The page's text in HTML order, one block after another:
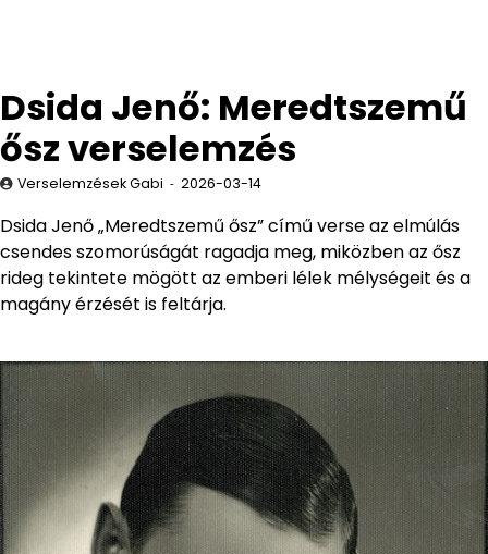
Dsida Jenő: Meredtszemű
ősz verselemzés
Verselemzések Gabi 2026-03-14
Dsida Jenő „Meredtszemű ősz” című verse az elmúlás
csendes szomorúságát ragadja meg, miközben az ősz
rideg tekintete mögött az emberi lélek mélységeit és a
magány érzését is feltárja.